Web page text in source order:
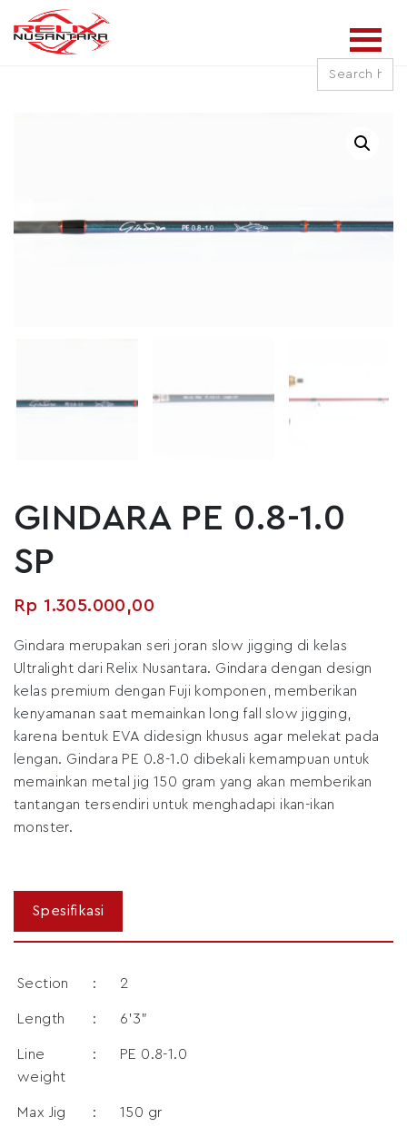
for:
GINDARA PE 0.8-1.0
SP
Rp 1.305.000,00
Gindara merupakan seri joran slow jigging di kelas
Ultralight dari Relix Nusantara. Gindara dengan design
kelas premium dengan Fuji komponen, memberikan
kenyamanan saat memainkan long fall slow jigging,
karena bentuk EVA didesign khusus agar melekat pada
lengan. Gindara PE 0.8-1.0 dibekali kemampuan untuk
memainkan metal jig 150 gram yang akan memberikan
tantangan tersendiri untuk menghadapi ikan-ikan
monster.
Section : 2
Length : 6’3”
Line
weight
: PE 0.8-1.0
Max Jig : 150 gr